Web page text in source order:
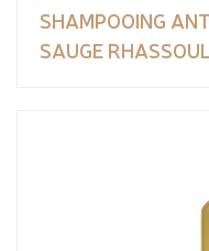
SHAMPOOING
SAUGE RHASSOUL